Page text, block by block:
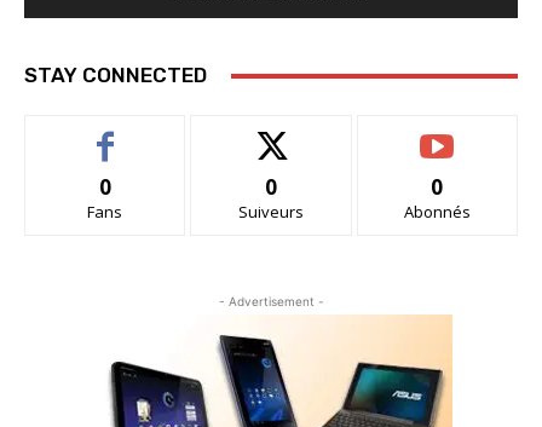
STAY CONNECTED
0
Fans
0
Suiveurs
0
Abonnés
- Advertisement -